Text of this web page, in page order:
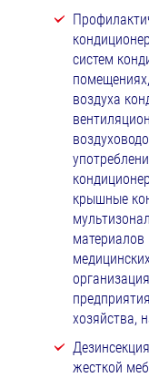
систем
воздуха
крышные
материалов
хозяйства,
жесткой